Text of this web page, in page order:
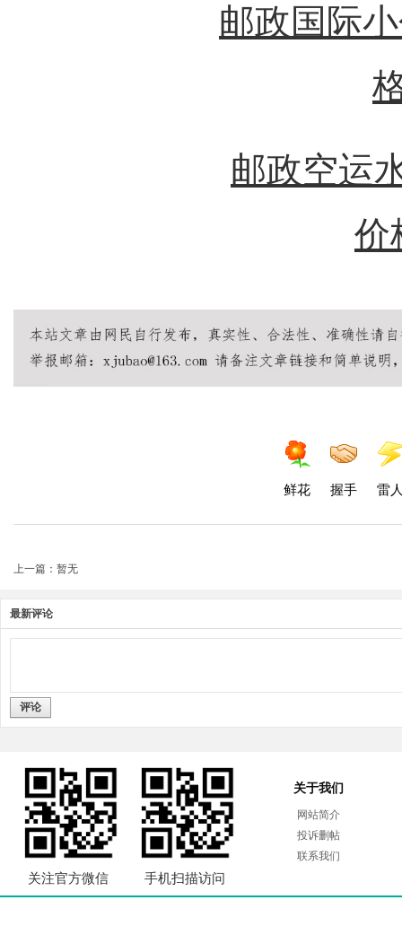
邮政国际
邮政空运
价
鲜花 握手 雷
上一篇：暂无
最新评论
评论
关注官方微信 手机扫描访问
关于我们
网站简介
投诉删帖
联系我们